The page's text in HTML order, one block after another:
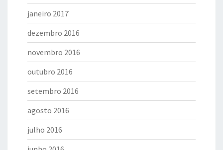
janeiro 2017
dezembro 2016
novembro 2016
outubro 2016
setembro 2016
agosto 2016
julho 2016